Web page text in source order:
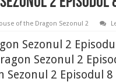
of the Dragon Sezonul 2
Sezonul 2
Sezonul 2
Sezonul 2 Episodul